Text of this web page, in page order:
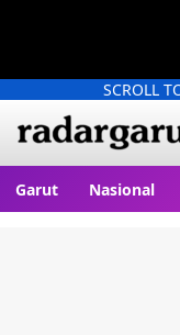
SCROLL
Garut Nasional